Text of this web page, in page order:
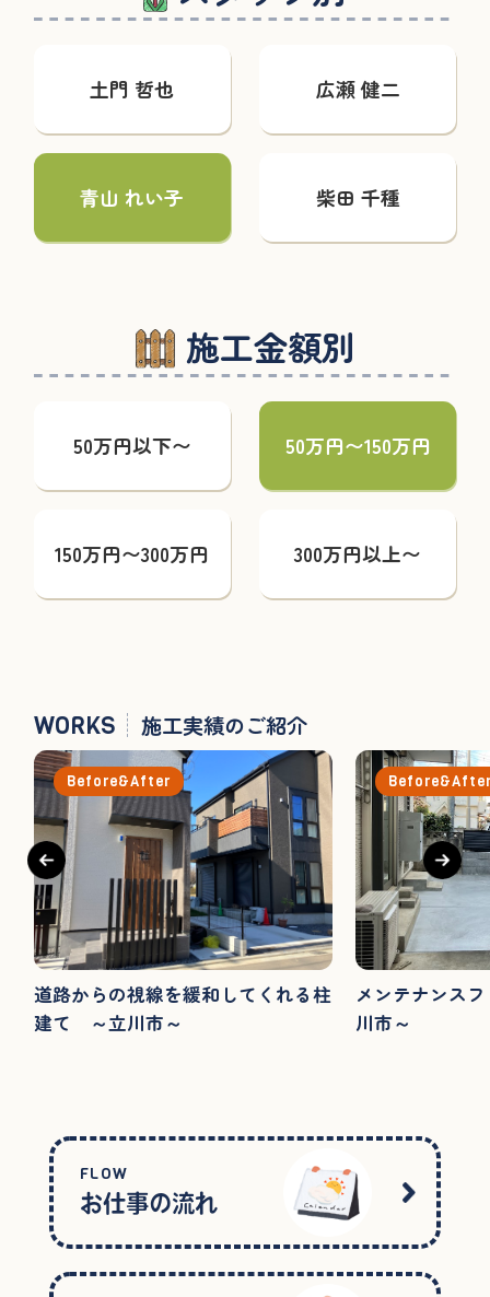
土門 哲也 広瀬 健二
青山 れい子 柴田 千種
施工金額別
50万円以下〜 50万円〜150万円
150万円〜300万円 300万円以上〜
WORKS 施工実績のご紹介
Before&After
道路からの視線を緩和してくれる柱
建て ～立川市～
メンテナンス
川市～
FLOW
お仕事の流れ